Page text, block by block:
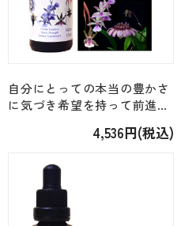
自分にとっての本当の豊かさ
に気づき希望を持って前進す
レイション Revelation」
4,536円(税込)